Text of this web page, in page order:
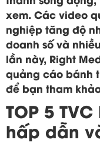
xem. Các video
nghiệp tăng độ
doanh số và
lần này, Right
quảng cáo bánh
để bạn tham
TOP 5
hấp dẫn